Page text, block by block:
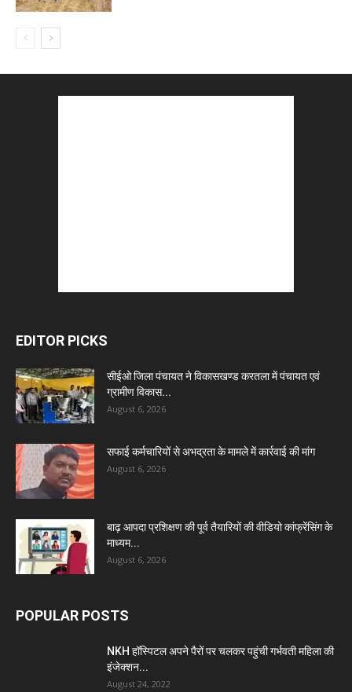
EDITOR PICKS
सीईओ जिला पंचायत ने विकासखण्ड करतला में पंचायत एवं
ग्रामीण विकास...
August 6, 2026
सफाई कर्मचारियों से अभद्रता के मामले में कार्रवाई की मांग
August 6, 2026
बाढ़ आपदा प्रशिक्षण की पूर्व तैयारियों की वीडियो कांफ्रेंसिंग के
माध्यम...
August 6, 2026
POPULAR POSTS
NKH हॉस्पिटल अपने पैरों पर चलकर पहुंची गर्भवती महिला की
इंजेक्शन...
August 24, 2022